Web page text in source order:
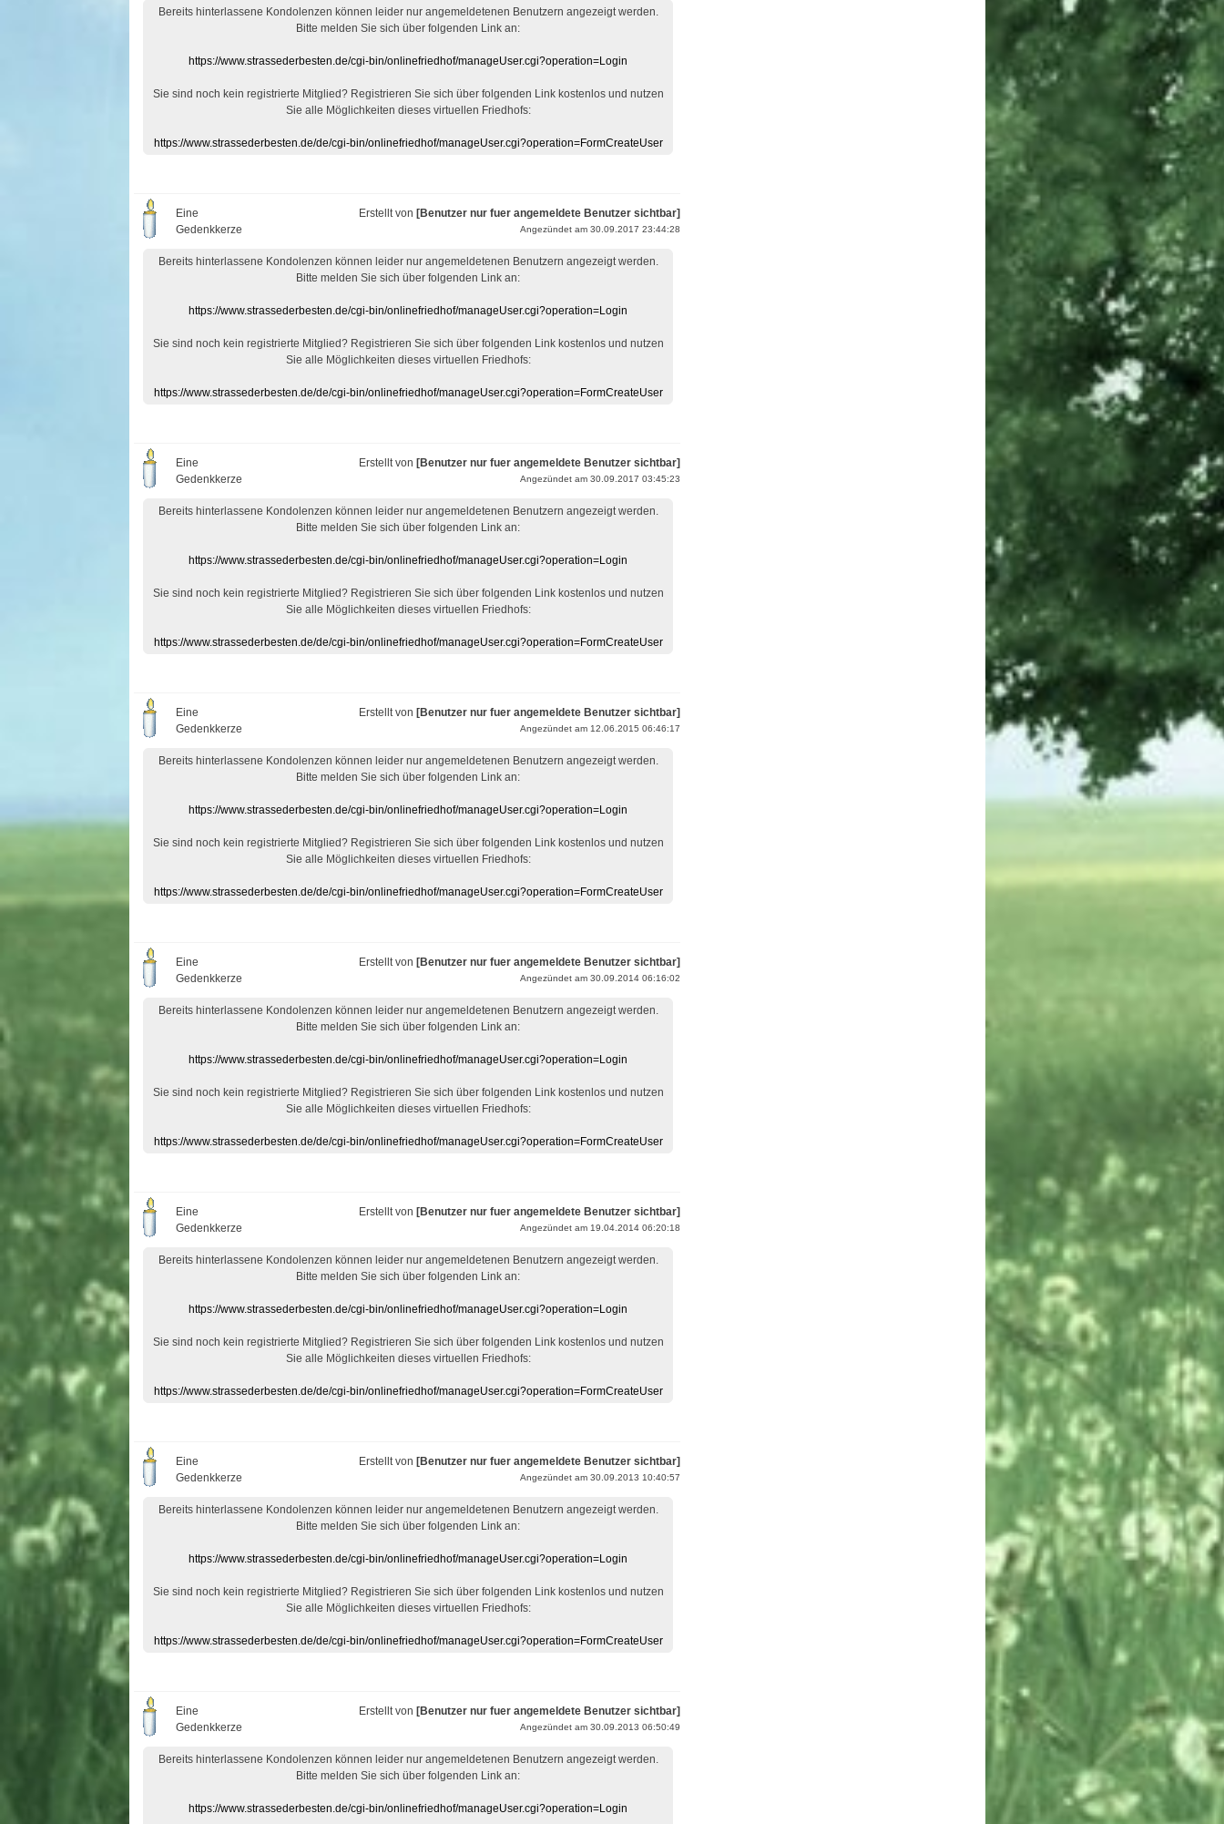
Bereits hinterlassene Kondolenzen können leider nur angemeldetenen Benutzern angezeigt werden.
Bitte melden Sie sich über folgenden Link an:
https://www.strassederbesten.de/cgi-bin/onlinefriedhof/manageUser.cgi?operation=Login
Sie sind noch kein registrierte Mitglied? Registrieren Sie sich über folgenden Link kostenlos und nutzen
Sie alle Möglichkeiten dieses virtuellen Friedhofs:
https://www.strassederbesten.de/de/cgi-bin/onlinefriedhof/manageUser.cgi?operation=FormCreateUser
Eine
Gedenkkerze
Erstellt von [Benutzer nur fuer angemeldete Benutzer sichtbar]
Angezündet am 30.09.2017 23:44:28
Bereits hinterlassene Kondolenzen können leider nur angemeldetenen Benutzern angezeigt werden.
Bitte melden Sie sich über folgenden Link an:
https://www.strassederbesten.de/cgi-bin/onlinefriedhof/manageUser.cgi?operation=Login
Sie sind noch kein registrierte Mitglied? Registrieren Sie sich über folgenden Link kostenlos und nutzen
Sie alle Möglichkeiten dieses virtuellen Friedhofs:
https://www.strassederbesten.de/de/cgi-bin/onlinefriedhof/manageUser.cgi?operation=FormCreateUser
Eine
Gedenkkerze
Erstellt von [Benutzer nur fuer angemeldete Benutzer sichtbar]
Angezündet am 30.09.2017 03:45:23
Bereits hinterlassene Kondolenzen können leider nur angemeldetenen Benutzern angezeigt werden.
Bitte melden Sie sich über folgenden Link an:
https://www.strassederbesten.de/cgi-bin/onlinefriedhof/manageUser.cgi?operation=Login
Sie sind noch kein registrierte Mitglied? Registrieren Sie sich über folgenden Link kostenlos und nutzen
Sie alle Möglichkeiten dieses virtuellen Friedhofs:
https://www.strassederbesten.de/de/cgi-bin/onlinefriedhof/manageUser.cgi?operation=FormCreateUser
Eine
Gedenkkerze
Erstellt von [Benutzer nur fuer angemeldete Benutzer sichtbar]
Angezündet am 12.06.2015 06:46:17
Bereits hinterlassene Kondolenzen können leider nur angemeldetenen Benutzern angezeigt werden.
Bitte melden Sie sich über folgenden Link an:
https://www.strassederbesten.de/cgi-bin/onlinefriedhof/manageUser.cgi?operation=Login
Sie sind noch kein registrierte Mitglied? Registrieren Sie sich über folgenden Link kostenlos und nutzen
Sie alle Möglichkeiten dieses virtuellen Friedhofs:
https://www.strassederbesten.de/de/cgi-bin/onlinefriedhof/manageUser.cgi?operation=FormCreateUser
Eine
Gedenkkerze
Erstellt von [Benutzer nur fuer angemeldete Benutzer sichtbar]
Angezündet am 30.09.2014 06:16:02
Bereits hinterlassene Kondolenzen können leider nur angemeldetenen Benutzern angezeigt werden.
Bitte melden Sie sich über folgenden Link an:
https://www.strassederbesten.de/cgi-bin/onlinefriedhof/manageUser.cgi?operation=Login
Sie sind noch kein registrierte Mitglied? Registrieren Sie sich über folgenden Link kostenlos und nutzen
Sie alle Möglichkeiten dieses virtuellen Friedhofs:
https://www.strassederbesten.de/de/cgi-bin/onlinefriedhof/manageUser.cgi?operation=FormCreateUser
Eine
Gedenkkerze
Erstellt von [Benutzer nur fuer angemeldete Benutzer sichtbar]
Angezündet am 19.04.2014 06:20:18
Bereits hinterlassene Kondolenzen können leider nur angemeldetenen Benutzern angezeigt werden.
Bitte melden Sie sich über folgenden Link an:
https://www.strassederbesten.de/cgi-bin/onlinefriedhof/manageUser.cgi?operation=Login
Sie sind noch kein registrierte Mitglied? Registrieren Sie sich über folgenden Link kostenlos und nutzen
Sie alle Möglichkeiten dieses virtuellen Friedhofs:
https://www.strassederbesten.de/de/cgi-bin/onlinefriedhof/manageUser.cgi?operation=FormCreateUser
Eine
Gedenkkerze
Erstellt von [Benutzer nur fuer angemeldete Benutzer sichtbar]
Angezündet am 30.09.2013 10:40:57
Bereits hinterlassene Kondolenzen können leider nur angemeldetenen Benutzern angezeigt werden.
Bitte melden Sie sich über folgenden Link an:
https://www.strassederbesten.de/cgi-bin/onlinefriedhof/manageUser.cgi?operation=Login
Sie sind noch kein registrierte Mitglied? Registrieren Sie sich über folgenden Link kostenlos und nutzen
Sie alle Möglichkeiten dieses virtuellen Friedhofs:
https://www.strassederbesten.de/de/cgi-bin/onlinefriedhof/manageUser.cgi?operation=FormCreateUser
Eine
Gedenkkerze
Erstellt von [Benutzer nur fuer angemeldete Benutzer sichtbar]
Angezündet am 30.09.2013 06:50:49
Bereits hinterlassene Kondolenzen können leider nur angemeldetenen Benutzern angezeigt werden.
Bitte melden Sie sich über folgenden Link an:
https://www.strassederbesten.de/cgi-bin/onlinefriedhof/manageUser.cgi?operation=Login